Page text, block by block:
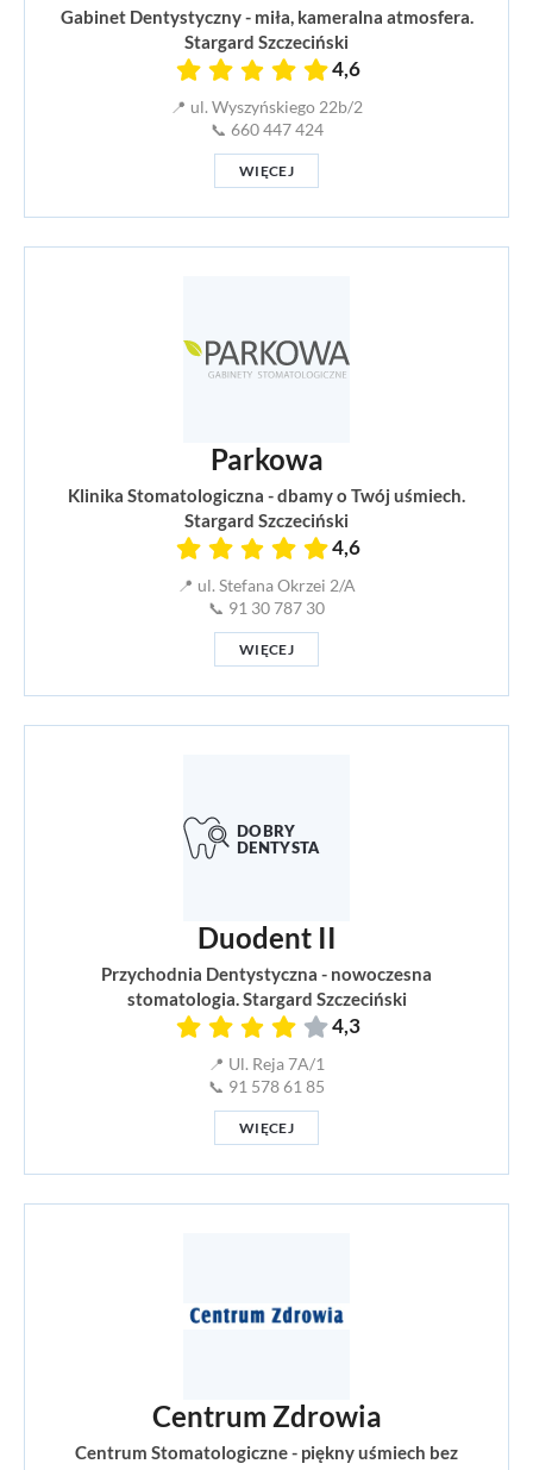
Gabinet Dentystyczny - miła, kameralna atmosfera.
Stargard Szczeciński
4,6
📍 ul. Wyszyńskiego 22b/2
📞 660 447 424
WIĘCEJ
Parkowa
Klinika Stomatologiczna - dbamy o Twój uśmiech.
Stargard Szczeciński
4,6
📍 ul. Stefana Okrzei 2/A
📞 91 30 787 30
WIĘCEJ
Duodent II
Przychodnia Dentystyczna - nowoczesna
stomatologia. Stargard Szczeciński
4,3
📍 Ul. Reja 7A/1
📞 91 578 61 85
WIĘCEJ
Centrum Zdrowia
Centrum Stomatologiczne - piękny uśmiech bez